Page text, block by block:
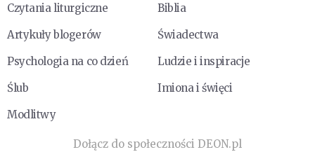
Czytania liturgiczne
Biblia
Artykuły blogerów
Świadectwa
Psychologia na co dzień
Ludzie i inspiracje
Ślub
Imiona i święci
Modlitwy
Dołącz do społeczności DEON.pl